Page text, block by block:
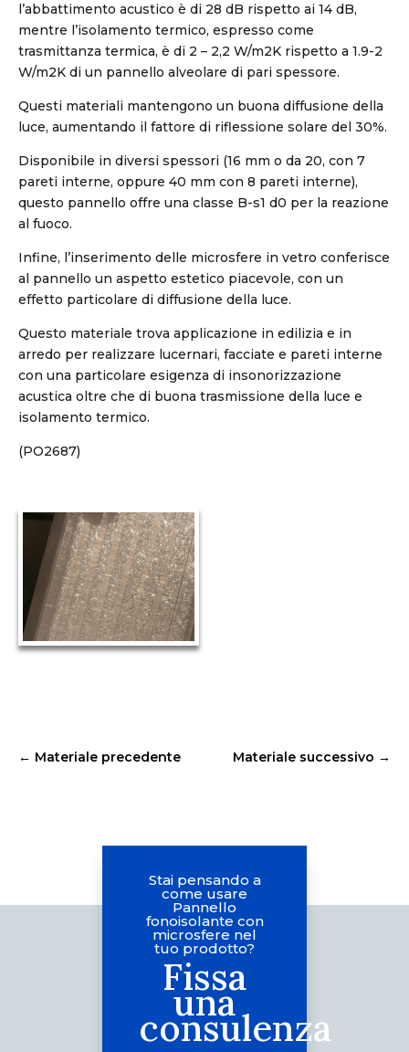
l’abbattimento acustico è di 28 dB rispetto ai 14 dB,
mentre l’isolamento termico, espresso come
trasmittanza termica, è di 2 – 2,2 W/m2K rispetto a 1.9-2
W/m2K di un pannello alveolare di pari spessore.
Questi materiali mantengono un buona diffusione della
luce, aumentando il fattore di riflessione solare del 30%.
Disponibile in diversi spessori (16 mm o da 20, con 7
pareti interne, oppure 40 mm con 8 pareti interne),
questo pannello offre una classe B-s1 d0 per la reazione
al fuoco.
Infine, l’inserimento delle microsfere in vetro conferisce
al pannello un aspetto estetico piacevole, con un
effetto particolare di diffusione della luce.
Questo materiale trova applicazione in edilizia e in
arredo per realizzare lucernari, facciate e pareti interne
con una particolare esigenza di insonorizzazione
acustica oltre che di buona trasmissione della luce e
isolamento termico.
(PO2687)
← Materiale precedente Materiale successivo →
Stai pensando a
come usare
Pannello
fonoisolante con
microsfere nel
tuo prodotto?
Fissa
una
consulenza